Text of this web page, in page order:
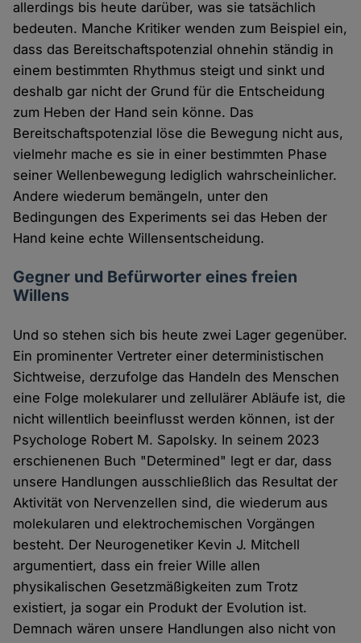
allerdings bis heute darüber, was sie tatsächlich
bedeuten. Manche Kritiker wenden zum Beispiel ein,
dass das Bereitschaftspotenzial ohnehin ständig in
einem bestimmten Rhythmus steigt und sinkt und
deshalb gar nicht der Grund für die Entscheidung
zum Heben der Hand sein könne. Das
Bereitschaftspotenzial löse die Bewegung nicht aus,
vielmehr mache es sie in einer bestimmten Phase
seiner Wellenbewegung lediglich wahrscheinlicher.
Andere wiederum bemängeln, unter den
Bedingungen des Experiments sei das Heben der
Hand keine echte Willensentscheidung.
Gegner und Befürworter eines freien
Willens
Und so stehen sich bis heute zwei Lager gegenüber.
Ein prominenter Vertreter einer deterministischen
Sichtweise, derzufolge das Handeln des Menschen
eine Folge molekularer und zellulärer Abläufe ist, die
nicht willentlich beeinflusst werden können, ist der
Psychologe Robert M. Sapolsky. In seinem 2023
erschienenen Buch "Determined" legt er dar, dass
unsere Handlungen ausschließlich das Resultat der
Aktivität von Nervenzellen sind, die wiederum aus
molekularen und elektrochemischen Vorgängen
besteht. Der Neurogenetiker Kevin J. Mitchell
argumentiert, dass ein freier Wille allen
physikalischen Gesetzmäßigkeiten zum Trotz
existiert, ja sogar ein Produkt der Evolution ist.
Demnach wären unsere Handlungen also nicht von